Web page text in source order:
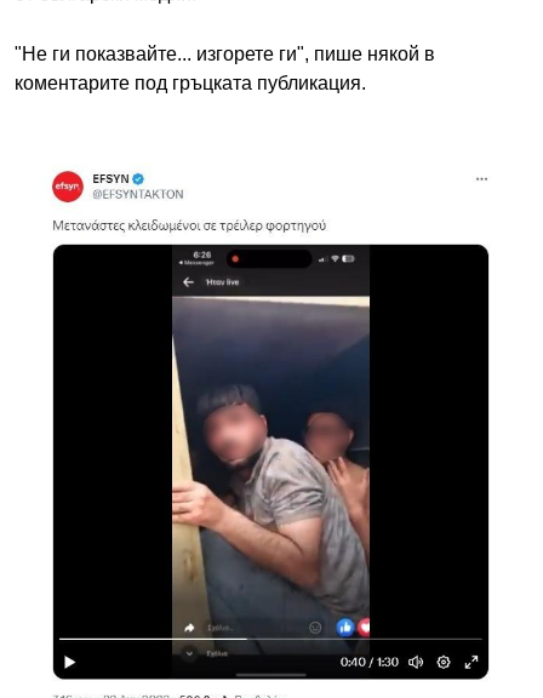
"Не ги показвайте... изгорете ги", пише някой в
коментарите под гръцката публикация.
Image